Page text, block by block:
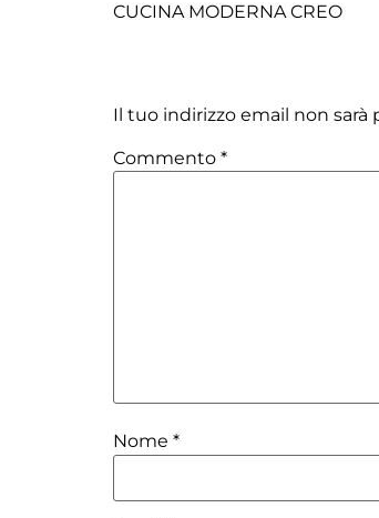
CUCINA MODERNA CREO
Il tuo indirizzo email non sarà
Commento *
Nome *